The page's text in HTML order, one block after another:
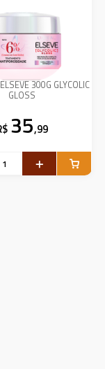
300G GLYCOLIC
GLOSS
35,99